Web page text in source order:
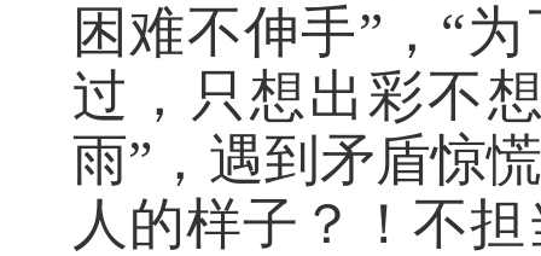
困难不伸手”，“
过，只想出彩不
雨”，遇到矛盾惊
人的样子？！不